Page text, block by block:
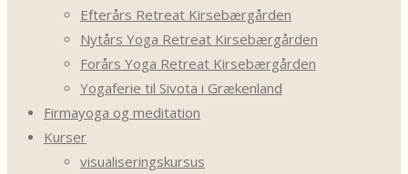
Efterårs Retreat Kirsebærgården
Nytårs Yoga Retreat Kirsebærgården
Forårs Yoga Retreat Kirsebærgården
Yogaferie til Sivota i Grækenland
Firmayoga og meditation
Kurser
visualiseringskursus